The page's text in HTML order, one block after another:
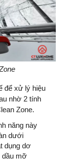
để xử lý hiệu
nhờ 2 tính
Zone.
năng này
dưới
dụng dơ
dầu mỡ